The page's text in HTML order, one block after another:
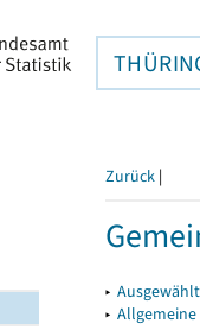
Zurück |
▸
▸